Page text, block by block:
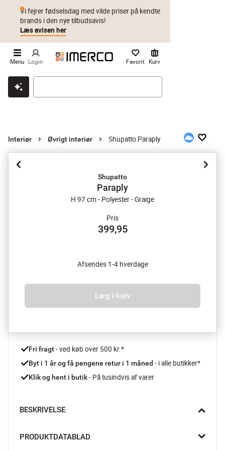
Klik & hent Byt i 1 år Prismatch
Vi fejrer fødselsdag med vilde priser på kendte
brands i den nye tilbudsavis!
Læs avisen her
Menu Login Favorit Kurv
Interiør Øvrigt interiør Shupatto Paraply
Shupatto
Paraply
H 97 cm - Polyester - Graige
Pris
399,95
Afsendes 1-4 hverdage
Læg i kurv
Fri fragt - ved køb over 500 kr.*
Byt i 1 år og få pengene retur i 1 måned - i alle butikker*
Klik og hent i butik - På tusindvis af varer
BESKRIVELSE
Shupattos paraply klar. Den foldes nemt ind og ud, og når
PRODUKTDATABLAD